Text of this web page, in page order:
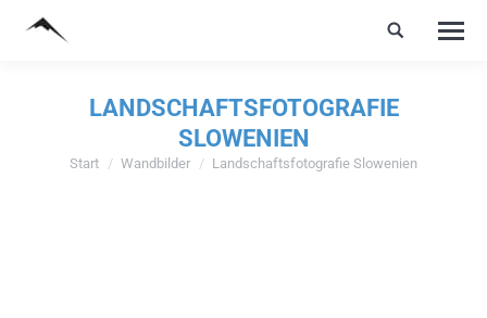
LANDSCHAFTSFOTOGRAFIE
SLOWENIEN
Sie befinden sich hier:
Start Wandbilder Landschaftsfotografie Slowenien